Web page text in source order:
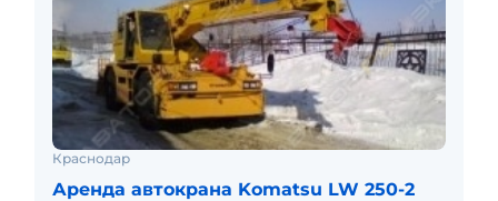
Краснодар
Аренда автокрана Komatsu LW 250-2